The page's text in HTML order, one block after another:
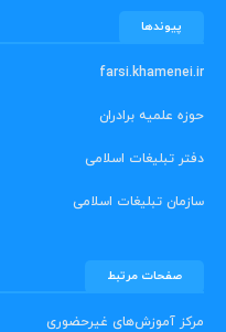
پیوندها
farsi.khamenei.ir
حوزه علمیه برادران
دفتر تبلیغات اسلامی
سازمان تبلیغات اسلامی
صفحات مرتبط
مرکز آموزش‌های غیرحضوری